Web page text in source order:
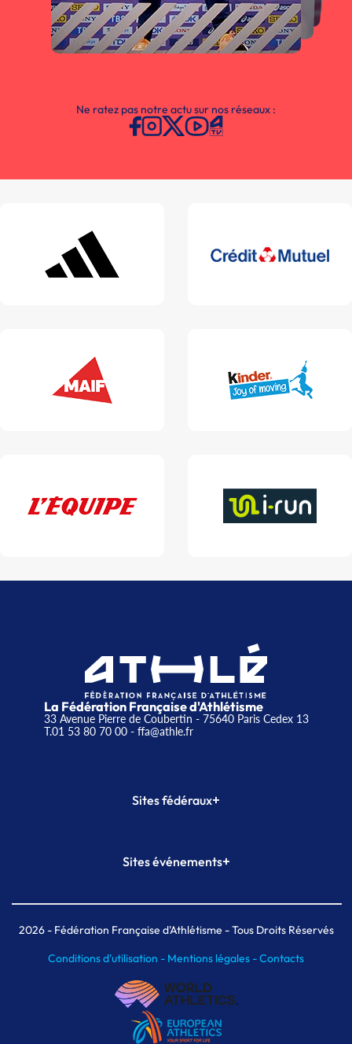
Ne ratez pas notre actu sur nos réseaux :
La Fédération Française d'Athlétisme
33 Avenue Pierre de Coubertin - 75640 Paris Cedex 13
T.01 53 80 70 00- ffa@athle.fr
Sites fédéraux+
Plateforme Formation
Sites événements+
Meeting de Paris indoor
MAIF Ekiden de Paris
2026- Fédération Française d'Athlétisme - Tous Droits Réservés
Conditions d'utilisation - Mentions légales -Contacts